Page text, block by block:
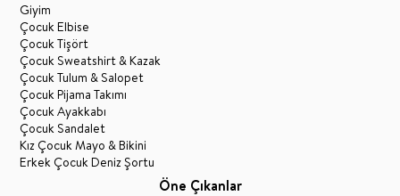
Giyim
Çocuk Elbise
Çocuk Tişört
Çocuk Sweatshirt & Kazak
Çocuk Tulum & Salopet
Çocuk Pijama Takımı
Çocuk Ayakkabı
Çocuk Sandalet
Kız Çocuk Mayo & Bikini
Erkek Çocuk Deniz Şortu
Öne Çıkanlar